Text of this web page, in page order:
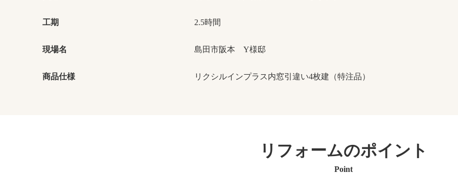
工期 2.5時間
現場名 島田市阪本 Y様邸
商品仕様 リクシルインプラス内窓引違い4枚建（特注品）
リフォームのポイント
Point